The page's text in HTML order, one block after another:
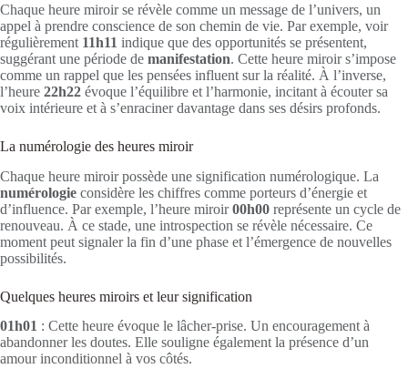
Chaque heure miroir se révèle comme un message de l’univers, un
appel à prendre conscience de son chemin de vie. Par exemple, voir
régulièrement 11h11 indique que des opportunités se présentent,
suggérant une période de manifestation. Cette heure miroir s’impose
comme un rappel que les pensées influent sur la réalité. À l’inverse,
l’heure 22h22 évoque l’équilibre et l’harmonie, incitant à écouter sa
voix intérieure et à s’enraciner davantage dans ses désirs profonds.
La numérologie des heures miroir
Chaque heure miroir possède une signification numérologique. La
numérologie considère les chiffres comme porteurs d’énergie et
d’influence. Par exemple, l’heure miroir00h00 représente un cycle de
renouveau. À ce stade, une introspection se révèle nécessaire. Ce
moment peut signaler la fin d’une phase et l’émergence de nouvelles
possibilités.
Quelques heures miroirs et leur signification
01h01 : Cette heure évoque le lâcher-prise. Un encouragement à
abandonner les doutes. Elle souligne également la présence d’un
amour inconditionnel à vos côtés.